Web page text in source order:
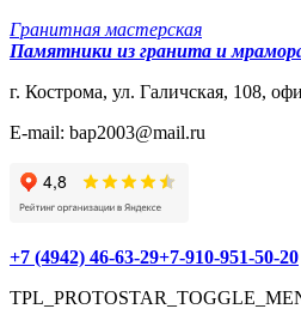
Гранитная мастерская
Памятники из гранита и
г. Кострома, ул. Галичская, 108,
E-mail: bap2003@mail.ru
+7 (4942) 46-63-29+7-910-951-50-20